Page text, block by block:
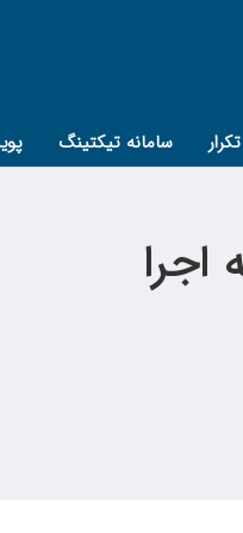
سامانه تیکتینگ